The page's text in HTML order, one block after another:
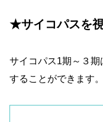
★サイコパスを
サイコパス1期～３
することができます。